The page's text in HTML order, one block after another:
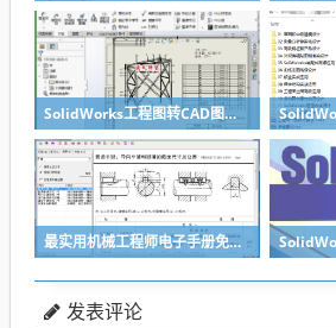
SolidWorks工程图转CAD图纸DWG格式映射文件无乱码可分层-溪风亲测推荐
最实用机械工程师电子手册免费下载
发表评论